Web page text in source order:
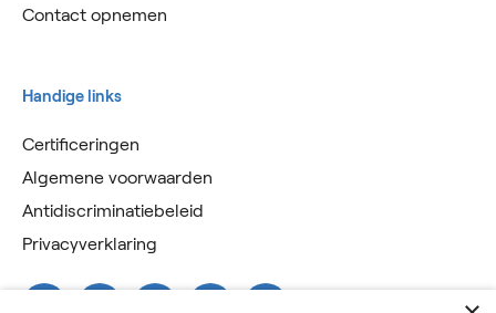
Contact opnemen
Handige links
Certificeringen
Algemene voorwaarden
Antidiscriminatiebeleid
Privacyverklaring